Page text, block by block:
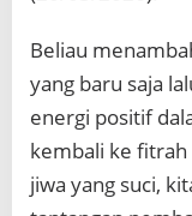
Beliau
yang baru saja
energi positif
kembali ke fitrah
jiwa yang suci,